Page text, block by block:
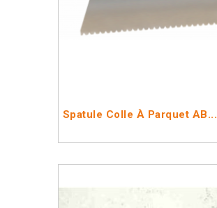
Spatule Colle À Parquet AB...